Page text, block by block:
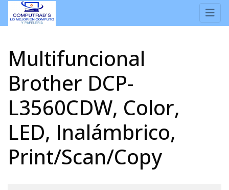
Multifuncional
Brother DCP-
L3560CDW, Color,
LED, Inalámbrico,
Print/Scan/Copy